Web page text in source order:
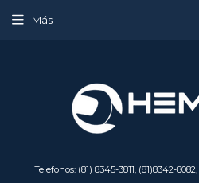
Telefonos: (81) 8345-3811, (81)8342-
Más